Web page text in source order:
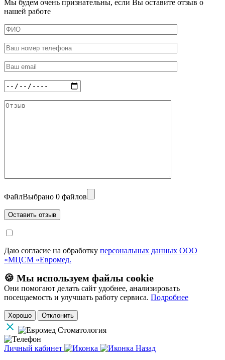
Мы будем очень признательны, если Вы оставите отзыв о
нашей работе
ФайлВыбрано 0 файлов
Даю согласие на обработку персональных данных ООО
«МЦСМ «Евромед.
🍪 Мы используем файлы cookie
Они помогают делать сайт удобнее, анализировать
посещаемость и улучшать работу сервиса. Подробнее
Хорошо Отклонить
Личный кабинет
Назад